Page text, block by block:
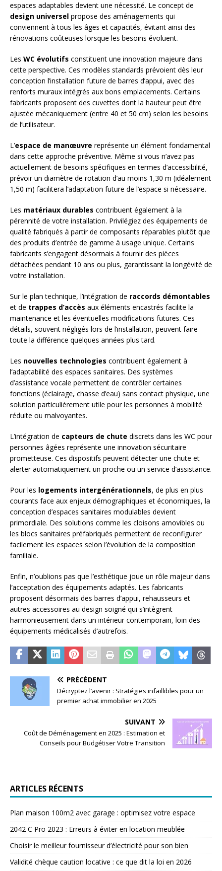
espaces adaptables devient une nécessité. Le concept de
design universel propose des aménagements qui
conviennent à tous les âges et capacités, évitant ainsi des
rénovations coûteuses lorsque les besoins évoluent.
Les WC évolutifs constituent une innovation majeure dans
cette perspective. Ces modèles standards prévoient dès leur
conception l’installation future de barres d’appui, avec des
renforts muraux intégrés aux bons emplacements. Certains
fabricants proposent des cuvettes dont la hauteur peut être
ajustée mécaniquement (entre 40 et 50 cm) selon les besoins
de l’utilisateur.
L’espace de manœuvre représente un élément fondamental
dans cette approche préventive. Même si vous n’avez pas
actuellement de besoins spécifiques en termes d’accessibilité,
prévoir un diamètre de rotation d’au moins 1,30 m (idéalement
1,50 m) facilitera l’adaptation future de l’espace si nécessaire.
Les matériaux durables contribuent également à la
pérennité de votre installation. Privilégiez des équipements de
qualité fabriqués à partir de composants réparables plutôt que
des produits d’entrée de gamme à usage unique. Certains
fabricants s’engagent désormais à fournir des pièces
détachées pendant 10 ans ou plus, garantissant la longévité de
votre installation.
Sur le plan technique, l’intégration de raccords démontables
et de trappes d’accès aux éléments encastrés facilite la
maintenance et les éventuelles modifications futures. Ces
détails, souvent négligés lors de l’installation, peuvent faire
toute la différence quelques années plus tard.
Les nouvelles technologies contribuent également à
l’adaptabilité des espaces sanitaires. Des systèmes
d’assistance vocale permettent de contrôler certaines
fonctions (éclairage, chasse d’eau) sans contact physique, une
solution particulièrement utile pour les personnes à mobilité
réduite ou malvoyantes.
L’intégration de capteurs de chute discrets dans les WC pour
personnes âgées représente une innovation sécuritaire
prometteuse. Ces dispositifs peuvent détecter une chute et
alerter automatiquement un proche ou un service d’assistance.
Pour les logements intergénérationnels, de plus en plus
courants face aux enjeux démographiques et économiques, la
conception d’espaces sanitaires modulables devient
primordiale. Des solutions comme les cloisons amovibles ou
les blocs sanitaires préfabriqués permettent de reconfigurer
facilement les espaces selon l’évolution de la composition
familiale.
Enfin, n’oublions pas que l’esthétique joue un rôle majeur dans
l’acceptation des équipements adaptés. Les fabricants
proposent désormais des barres d’appui, rehausseurs et
autres accessoires au design soigné qui s’intègrent
harmonieusement dans un intérieur contemporain, loin des
équipements médicalisés d’autrefois.
PRÉCÉDENT
Décryptez l’avenir : Stratégies infaillibles pour un
premier achat immobilier en 2025
SUIVANT
Coût de Déménagement en 2025 : Estimation et
Conseils pour Budgétiser Votre Transition
ARTICLES RÉCENTS
Plan maison 100m2 avec garage : optimisez votre espace
2042 C Pro 2023 : Erreurs à éviter en location meublée
Choisir le meilleur fournisseur d’électricité pour son bien
Validité chèque caution locative : ce que dit la loi en 2026